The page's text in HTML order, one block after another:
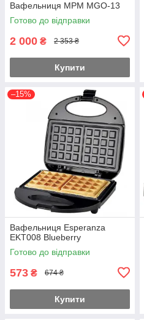
Вафельниця MPM MGO-13
Готово до відправки
2 000 ₴ 2 353 ₴
Купити
–15%
Вафельниця Esperanza
EKT008 Blueberry
Готово до відправки
573 ₴ 674 ₴
Купити